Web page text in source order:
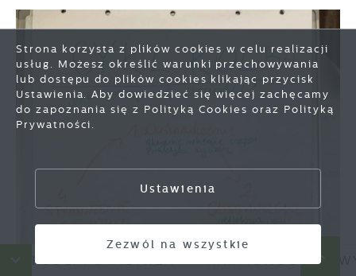
HARMONOGRAM WYWOZU
Strona korzysta z plików cookies w celu realizacji
usług. Możesz określić warunki przechowywania
lub dostępu do plików cookies klikając przycisk
Ustawienia. Aby dowiedzieć się więcej zachęcamy
do zapoznania się z Polityką Cookies oraz Polityką
Prywatności.
Ustawienia
Zezwól na wszystkie
Zapisz wybrane